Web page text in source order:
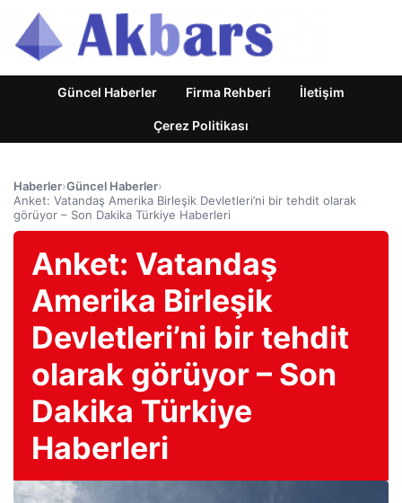
Güncel Haberler Firma Rehberi İletişim
Çerez Politikası
Haberler›Güncel Haberler›
Anket: Vatandaş Amerika Birleşik Devletleri’ni bir tehdit olarak
görüyor – Son Dakika Türkiye Haberleri
Anket: Vatandaş
Amerika Birleşik
Devletleri’ni bir tehdit
olarak görüyor – Son
Dakika Türkiye
Haberleri